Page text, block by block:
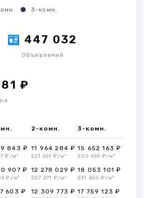
3-комн.
447 032
Объявлений
₽
2-комн. 3-комн.
843 ₽
₽/м²
11 964 284 ₽
221 561 ₽/м²
15 652 163 ₽
200 669 ₽/м²
907 ₽
₽/м²
12 278 029 ₽
227 371 ₽/м²
18 053 101 ₽
231 450 ₽/м²
603 ₽ 12 309 773 ₽ 17 759 123 ₽